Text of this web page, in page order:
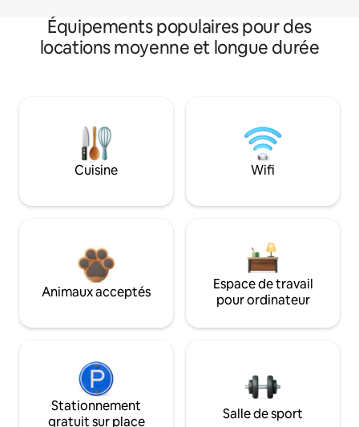
Équipements populaires pour des
locations moyenne et longue durée
Cuisine Wifi
Animaux acceptés
Espace de travail
pour ordinateur
Stationnement
gratuit sur place
Salle de sport